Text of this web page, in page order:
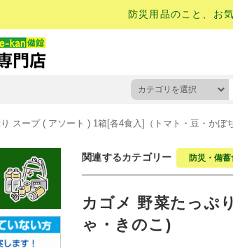
防災用品のこと、お
スープ ( アソート ) 1箱[各4食入]（トマト・豆・かぼ
関連するカテゴリー 防災・備蓄
カゴメ 野菜たっぷ
ゃ・きのこ)